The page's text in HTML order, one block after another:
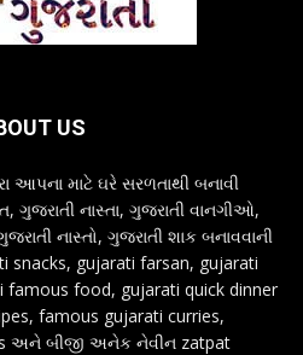
US
આપના માટે ઘરે સરળતાથી બનાવી
ગુજરાતી નાસ્તા, ગુજરાતી વાનગીઓ,
નાસ્તો, ગુજરાતી શાક બનાવવાની
snacks, gujarati farsan, gujarati
food, gujarati quick dinner
famous gujarati curries,
અને બીજી અનેક નેવીન zatpat